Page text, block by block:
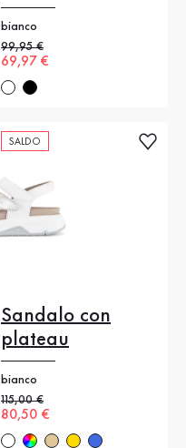
bianco
Prezzo precedente
99,95 €
Nuovo prezzo
69,97 €
SALDO
Sandalo con
plateau
bianco
Prezzo precedente
115,00 €
Nuovo prezzo
80,50 €